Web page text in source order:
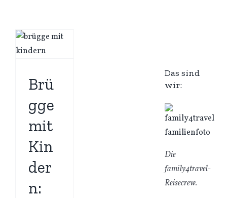
Brü
gge
mit
Kin
der
n:
Das sind
wir:
Die
family4travel-
Reisecrew.